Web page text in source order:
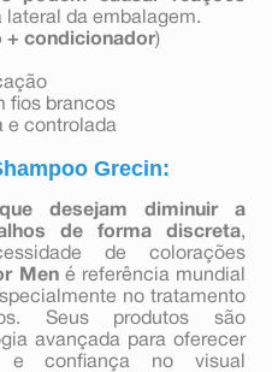
lateral da embalagem.
+ condicionador)
fios brancos
e controlada
Grecin:
desejam diminuir a
de forma discreta,
de colorações
Mené referência mundial
no tratamento
Seus produtos são
avançada para oferecer
e confiança no visual